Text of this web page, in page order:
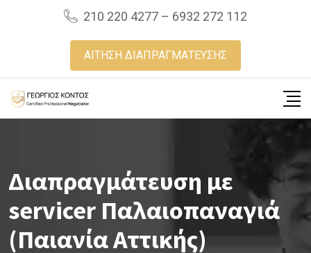
210 220 4277 – 6932 272 112
ΑΙΤΗΣΗ ΔΙΑΠΡΑΓΜΑΤΕΥΣΗΣ
Διαπραγμάτευση με
servicer Παλαιοπαναγιά
(Παιανία Αττικής)